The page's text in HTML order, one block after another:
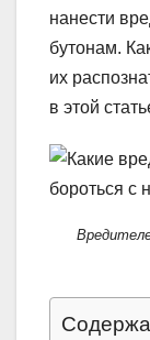
нанести
бутонам.
их
в этой